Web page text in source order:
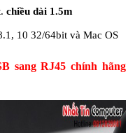
chiều dài 1.5m
10 32/64bit và Mac OS
sang RJ45 chính hãng